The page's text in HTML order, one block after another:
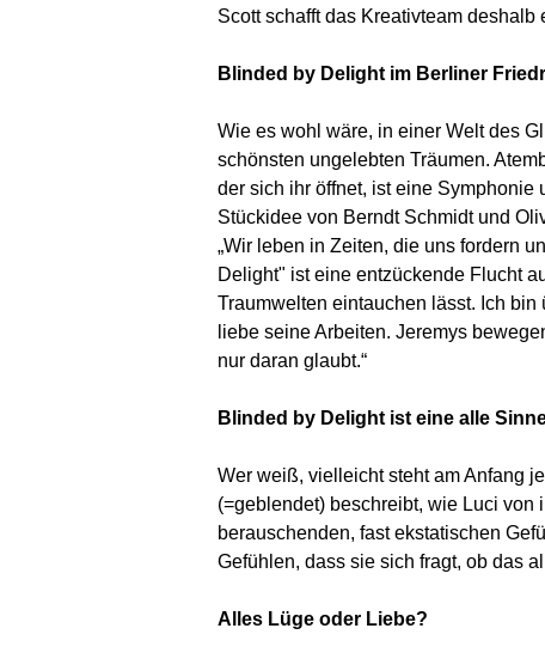
Scott schafft das Kreativteam
Blinded by Delight im Berliner
Wie es wohl wäre, in einer Welt des
schönsten ungelebten Träumen.
der sich ihr öffnet, ist eine
Stückidee von Berndt Schmidt und
„Wir leben in Zeiten, die uns fordern
Delight" ist eine entzückende Flucht
Traumwelten eintauchen lässt. Ich
liebe seine Arbeiten. Jeremys
nur daran glaubt.“
Blinded by Delight ist eine alle
Wer weiß, vielleicht steht am Anfang
(=geblendet) beschreibt, wie Luci
berauschenden, fast ekstatischen
Gefühlen, dass sie sich fragt, ob das
Alles Lüge oder Liebe?